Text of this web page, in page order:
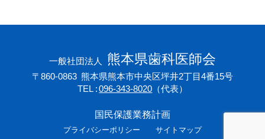
一般社団法人 熊本県歯科医師会
〒860-0863 熊本県熊本市中央区坪井2丁目4番15号
TEL
096-343-8020 （代表）
国民保護業務計画
プライバシーポリシー サイトマップ